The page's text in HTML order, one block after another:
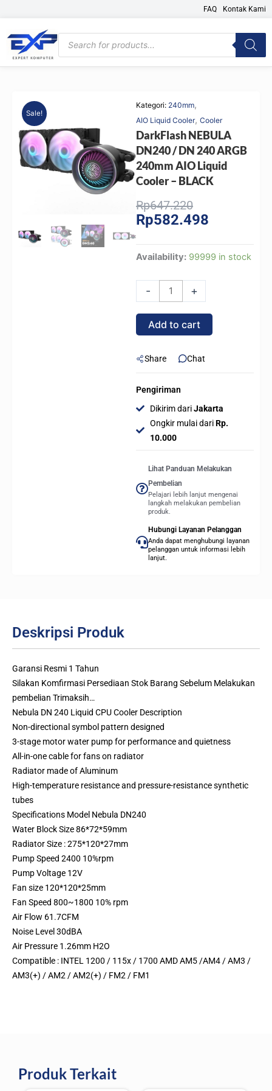
content
FAQ Kontak Kami
Products
search
Sale!
Kategori: 240mm,
AIO Liquid Cooler, Cooler
DarkFlash NEBULA
DN240 / DN 240 ARGB
240mm AIO Liquid
Cooler – BLACK
Rp647.220Original
price
Rp582.498
Availability: 99999 in stock
-
DarkFlash
/
DN
240
240mm
Liquid
Cooler
BLACK
+
Add to cart
Share Chat
Pengiriman
Dikirim dariJakarta
Ongkir mulai dariRp.
10.000
Lihat Panduan Melakukan
Pembelian
Pelajari lebih lanjut mengenai
langkah melakukan pembelian
produk.
Hubungi Layanan Pelanggan
Anda dapat menghubungi layanan
pelanggan untuk informasi lebih
lanjut.
Deskripsi Produk
Garansi Resmi 1 Tahun
Silakan Komfirmasi Persediaan Stok Barang Sebelum Melakukan
pembelian Trimaksih…
Nebula DN 240 Liquid CPU Cooler Description
Non-directional symbol pattern designed
3-stage motor water pump for performance and quietness
All-in-one cable for fans on radiator
Radiator made of Aluminum
High-temperature resistance and pressure-resistance synthetic
tubes
Specifications Model Nebula DN240
Water Block Size 86*72*59mm
Radiator Size : 275*120*27mm
Pump Speed 2400 10%rpm
Pump Voltage 12V
Fan size 120*120*25mm
Fan Speed 800~1800 10% rpm
Air Flow 61.7CFM
Noise Level 30dBA
Air Pressure 1.26mm H2O
Compatible : INTEL 1200 / 115x / 1700 AMD AM5 /AM4 / AM3 /
AM3(+) / AM2 / AM2(+) / FM2 / FM1
Produk Terkait